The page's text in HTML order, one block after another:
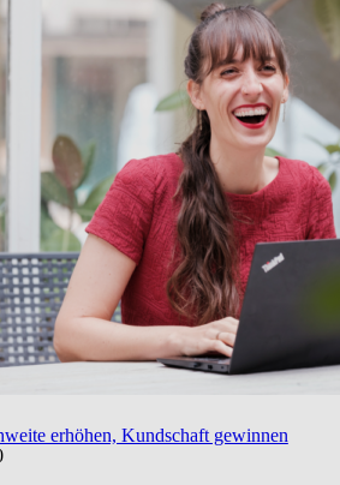
erhöhen, Kundschaft gewinnen